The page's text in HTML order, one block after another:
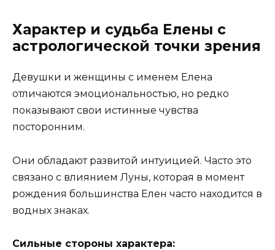
Характер и судьба Елены с
астрологической точки зрения
Девушки и женщины с именем Елена
отличаются эмоциональностью, но редко
показывают свои истинные чувства
посторонним.
Они обладают развитой интуицией. Часто это
связано с влиянием Луны, которая в момент
рождения большинства Елен часто находится в
водных знаках.
Сильные стороны характера: